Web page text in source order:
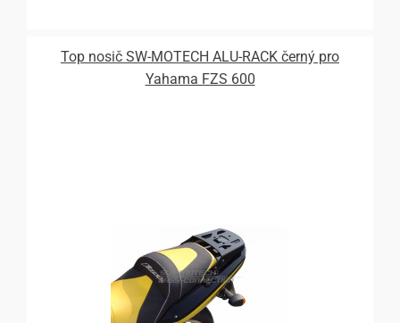
Top nosič SW-MOTECH ALU-RACK černý pro
Yahama FZS 600